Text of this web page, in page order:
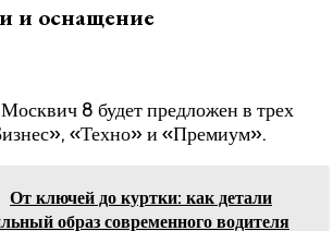
и оснащение
8 будет предложен в трех
«Техно» и «Премиум».
От ключей до куртки: как детали
образ современного водителя